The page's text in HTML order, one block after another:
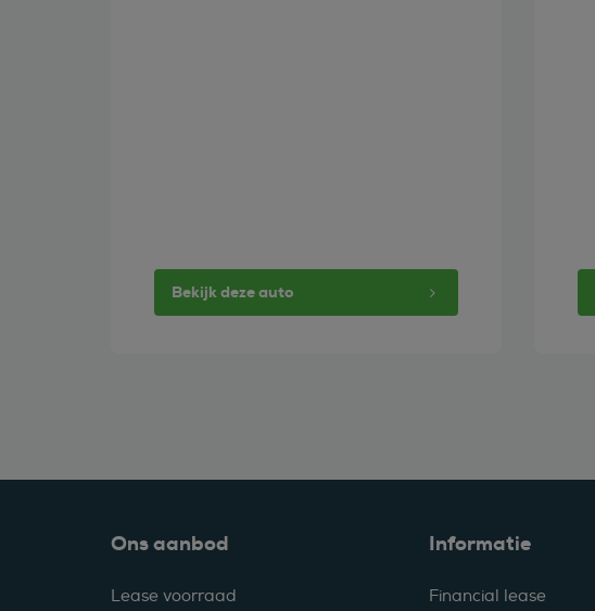
Bekijk deze auto
Ons aanbod
Lease voorraad
Informatie
Financial lease